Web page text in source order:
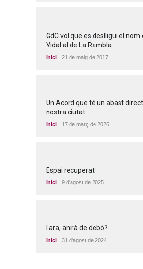
GdC vol que es deslligui el nom
Vidal al de La Rambla
Inici 21 de maig de 2017
Un Acord que té un abast
nostra ciutat
Inici 17 de març de 2026
Espai recuperat!
Inici 9 d'agost de 2025
I ara, anirà de debò?
Inici 31 d'agost de 2024